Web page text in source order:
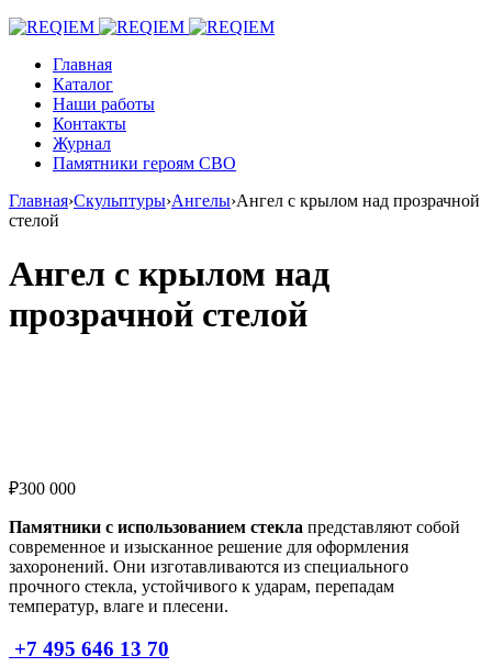
Главная
Каталог
Наши работы
Контакты
Журнал
Памятники героям СВО
Главная›Скульптуры›Ангелы›Ангел с крылом над прозрачной
стелой
Ангел с крылом над
прозрачной стелой
₽300 000
Памятники с использованием стекла представляют собой
современное и изысканное решение для оформления
захоронений. Они изготавливаются из специального
прочного стекла, устойчивого к ударам, перепадам
температур, влаге и плесени.
+7 495 646 13 70